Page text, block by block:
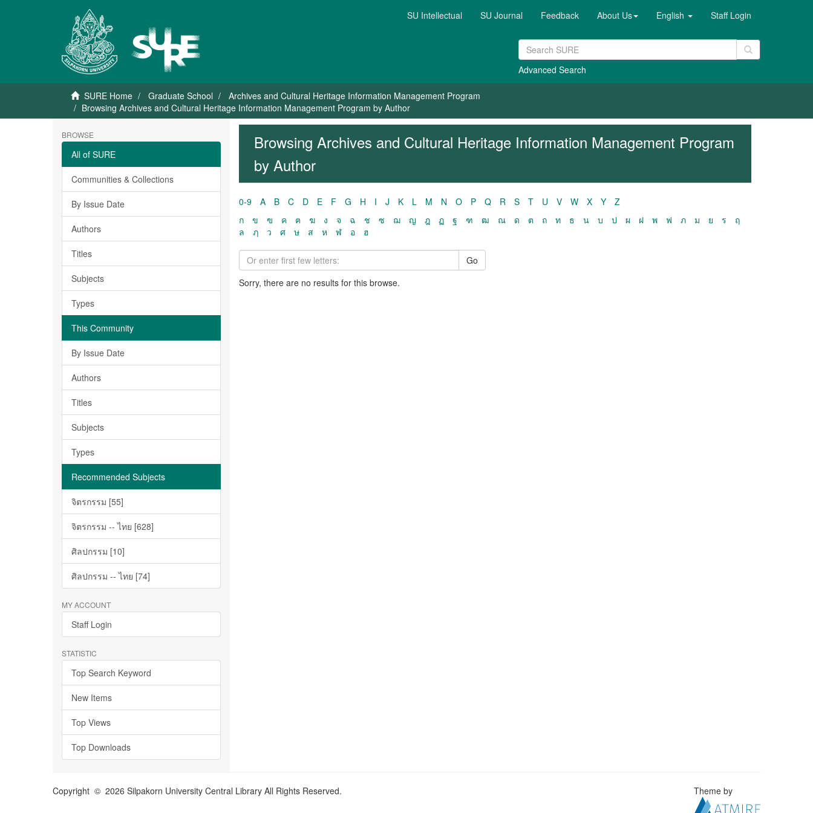
SU Intellectual SU Journal Feedback About Us English Staff Login
Advanced Search
SURE Home Graduate School
Archives and Cultural Heritage Information Management Program
Browsing Archives and Cultural Heritage Information Management Program by Author
BROWSE
All of SURE
Communities & Collections
By Issue Date
Authors
Titles
Subjects
Types
This Community
By Issue Date
Authors
Titles
Subjects
Types
Recommended Subjects
จิตรกรรม [55]
จิตรกรรม -- ไทย [628]
ศิลปกรรม [10]
ศิลปกรรม -- ไทย [74]
MY ACCOUNT
Staff Login
STATISTIC
Top Search Keyword
New Items
Top Views
Top Downloads
Browsing Archives and Cultural Heritage Information Management Program
by Author
0-9 A B C D E F G H I J K L M N O P Q R S T U V W X Y
Z
ก
ข ฃ ค ฅ ฆ ง จ ฉ ช ซ ฌ ญ ฎ ฏ ฐ ฑ ฒ ณ ด ต ถ ท ธ น บ ป ผ ฝ พ ฟ ภ ม ย ร
ฤ
ล
ฦ ว ศ ษ ส ห ฬ อ ฮ
Go
Sorry, there are no results for this browse.
Copyright © 2026 Silpakorn University Central Library All Rights Reserved. Theme by